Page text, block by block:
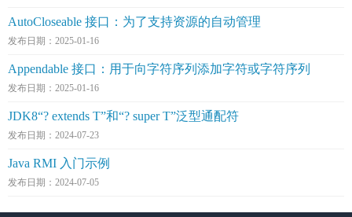
AutoCloseable 接口：为了支持资源的自动管理
发布日期：2025-01-16
Appendable 接口：用于向字符序列添加字符或字符序列
发布日期：2025-01-16
JDK8“? extends T”和“? super T”泛型通配符
发布日期：2024-07-23
Java RMI 入门示例
发布日期：2024-07-05